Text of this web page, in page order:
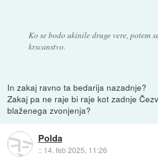
Ko se bodo ukinile druge vere, potem
krscanstvo.
In zakaj ravno ta bedarija nazadnje?
Zakaj pa ne raje bi raje kot zadnje
blaženega zvonjenja?
Polda
:: 14. feb 2025, 11:26